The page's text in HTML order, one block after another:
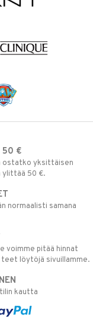
50 €
ostatko yksittäisen
50 €.
normaalisti samana
voimme pitää hinnat
teet löytöjä sivuillamme.
kautta